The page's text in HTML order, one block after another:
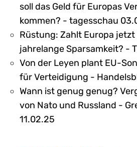
soll das Geld für Europas
kommen? - tagesschau
Rüstung: Zahlt Europa
jahrelange Sparsamkeit? -
Von der Leyen plant EU-
für Verteidigung -
Wann ist genug genug?
von Nato und Russland -
11.02.25